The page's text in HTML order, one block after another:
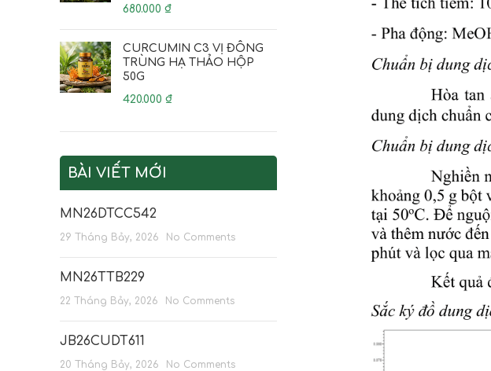
680.000 ₫
CURCUMIN C3 VỊ ĐÔNG
TRÙNG HẠ THẢO HỘP
50G
420.000 ₫
BÀI VIẾT MỚI
MN26DTCC542
29 Tháng Bảy, 2026 No Comments
MN26TTB229
22 Tháng Bảy, 2026 No Comments
JB26CUDT611
20 Tháng Bảy, 2026 No Comments